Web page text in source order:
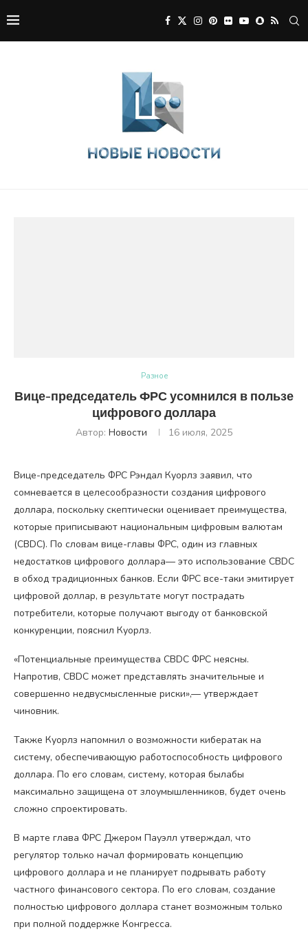
Разное
Вице-председатель ФРС усомнился в пользе
цифрового доллара
Автор: Новости 16 июля, 2025
Вице-председатель ФРС Рэндал Куорлз заявил, что
сомневается в целесообразности создания цифрового
доллара, поскольку скептически оценивает преимущества,
которые приписывают национальным цифровым валютам
(CBDC). По словам вице-главы ФРС, один из главных
недостатков цифрового доллара— это использование CBDC
в обход традиционных банков. Если ФРС все-таки эмитирует
цифровой доллар, в результате могут пострадать
потребители, которые получают выгоду от банковской
конкуренции, пояснил Куорлз.
«Потенциальные преимущества CBDC ФРС неясны.
Напротив, CBDC может представлять значительные и
совершенно недвусмысленные риски»,— утверждает
чиновник.
Также Куорлз напомнил о возможности кибератак на
систему, обеспечивающую работоспособность цифрового
доллара. По его словам, систему, которая былабы
максимально защищена от злоумышленников, будет очень
сложно спроектировать.
В марте глава ФРС Джером Пауэлл утверждал, что
регулятор только начал формировать концепцию
цифрового доллара и не планирует подрывать работу
частного финансового сектора. По его словам, создание
полностью цифрового доллара станет возможным только
при полной поддержке Конгресса.